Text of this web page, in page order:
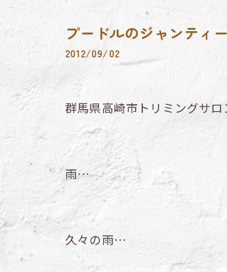
プードルのジャンティ
2012/09/02
群馬県高崎市トリミングサ
雨…
久々の雨…